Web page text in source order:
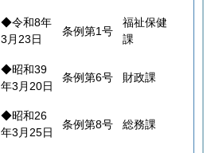
◆令和8年
3月23日
条例第1号
福祉保健
課
◆昭和39
年3月20日
条例第6号 財政課
◆昭和26
年3月25日
条例第8号 総務課